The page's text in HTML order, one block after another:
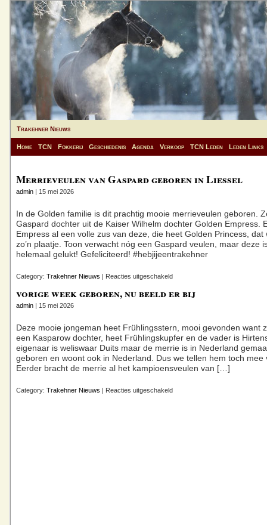
Trakehner Nieuws
Home TCN Fokkerij Geschiedenis Agenda Verkoop TCN Leden Leden Links
Merrieveulen van Gaspard geboren in Liessel
admin | 15 mei 2026
In de Golden familie is dit prachtig mooie merrieveulen geboren.
Gaspard dochter uit de Kaiser Wilhelm dochter Golden Empress.
Empress al een volle zus van deze, die heet Golden Princess, dat
zo’n plaatje. Toon verwacht nóg een Gaspard veulen, maar deze
helemaal gelukt! Gefeliciteerd! #hebjijeentrakehner
Category: Trakehner Nieuws | Reacties uitgeschakeldvoor
van
Liessel
vorige week geboren, nu beeld er bij
admin | 15 mei 2026
Deze mooie jongeman heet Frühlingsstern, mooi gevonden want
een Kasparow dochter, heet Frühlingskupfer en de vader is
eigenaar is weliswaar Duits maar de merrie is in Nederland
geboren en woont ook in Nederland. Dus we tellen hem toch mee
Eerder bracht de merrie al het kampioensveulen van […]
Category: Trakehner Nieuws | Reacties uitgeschakeldvoor